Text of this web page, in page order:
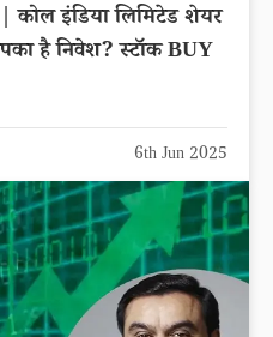
इंडिया लिमिटेड शेयर
है निवेश? स्टॉक BUY
6th Jun 2025